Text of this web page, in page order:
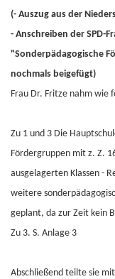
(- Auszug aus der
- Anschreiben der SPD-
"Sonderpädagogische
nochmals beigefügt)
Frau Dr. Fritze nahm wie
Zu 1 und 3 Die
Fördergruppen mit z. Z.
ausgelagerten Klassen -
weitere
geplant, da zur Zeit kein
Zu 3. S. Anlage 3
Abschließend teilte sie